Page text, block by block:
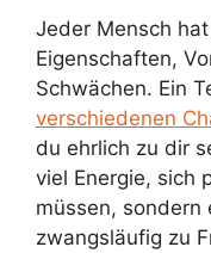
Jeder Mensch
Eigenschaften,
Schwächen. Ein
verschiedenen
du ehrlich zu dir
viel Energie, sich
müssen,
zwangsläufig zu